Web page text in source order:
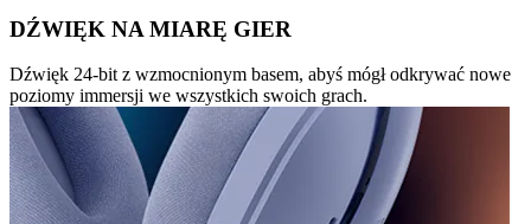
DŹWIĘK NA MIARĘ GIER
Dźwięk 24-bit z wzmocnionym basem, abyś mógł odkrywać nowe
poziomy immersji we wszystkich swoich grach.